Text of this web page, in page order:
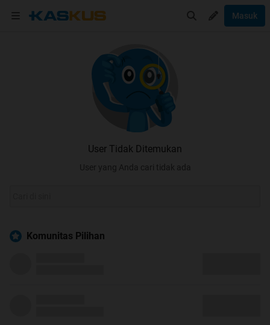
Masuk
User Tidak Ditemukan
User yang Anda cari tidak ada
Komunitas Pilihan